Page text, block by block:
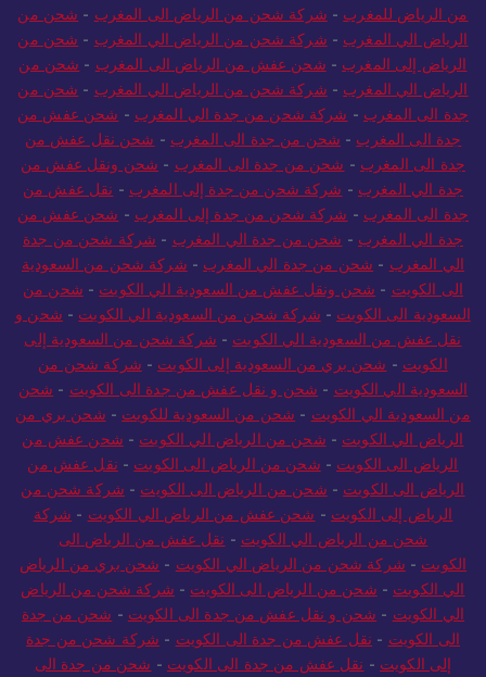
من الرياض للمغرب - شركة شحن من الرياض الى المغرب - شحن من
الرياض الي المغرب - شركة شحن من الرياض الي المغرب - شحن من
الرياض إلى المغرب - شحن عفش من الرياض الى المغرب - شحن من
الرياض الي المغرب - شركة شحن من الرياض الي المغرب - شحن من
جدة الى المغرب - شركة شحن من جدة الي المغرب - شحن عفش من
جدة الى المغرب - شحن من جدة الى المغرب - شحن نقل عفش من
جدة الى المغرب - شحن من جدة الى المغرب - شحن ونقل عفش من
جدة الي المغرب - شركة شحن من جدة إلى المغرب - نقل عفش من
جدة الى المغرب - شركة شحن من جدة إلى المغرب - شحن عفش من
جدة الي المغرب - شحن من جدة الي المغرب - شركة شحن من جدة
الي المغرب - شحن من جدة الي المغرب - شركة شحن من السعودية
الى الكويت - شحن ونقل عفش من السعودية الي الكويت - شحن من
السعودية الى الكويت - شركة شحن من السعودية الي الكويت - شحن و
نقل عفش من السعودية الي الكويت - شركة شحن من السعودية إلى
الكويت - شحن بري من السعودية إلى الكويت - شركة شحن من
السعودية الي الكويت - شحن و نقل عفش من جدة الى الكويت - شحن
من السعودية الي الكويت - شحن من السعودية للكويت - شحن بري من
الرياض الي الكويت - شحن من الرياض الي الكويت - شحن عفش من
الرياض الى الكويت - شحن من الرياض الى الكويت - نقل عفش من
الرياض الى الكويت - شحن من الرياض الى الكويت - شركة شحن من
الرياض إلى الكويت - شحن عفش من الرياض الي الكويت - شركة
شحن من الرياض الي الكويت - نقل عفش من الرياض الى
الكويت - شركة شحن من الرياض الي الكويت - شحن بري من الرياض
الي الكويت - شحن من الرياض الى الكويت - شركة شحن من الرياض
الي الكويت - شحن و نقل عفش من جدة الى الكويت - شحن من جدة
الى الكويت - نقل عفش من جدة الى الكويت - شركة شحن من جدة
إلى الكويت - نقل عفش من جدة الى الكويت - شحن من جدة الى